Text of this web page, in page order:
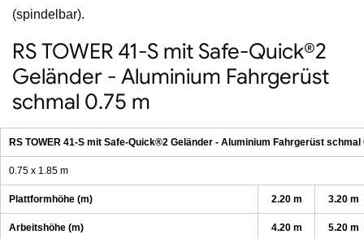
(spindelbar).
RS TOWER 41-S mit Safe-Quick®2
Geländer - Aluminium Fahrgerüst
schmal 0.75 m
RS TOWER 41-S mit Safe-Quick®2 Geländer - Aluminium Fahrgerüst schmal
0.75 x 1.85 m
Plattformhöhe (m) 2.20 m 3.20 m
Arbeitshöhe (m) 4.20 m 5.20 m